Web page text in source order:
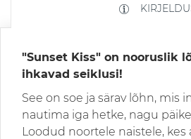
"Sunset Kiss" on nooruslik
ihkavad seiklusi!
See on soe ja särav lõhn, mis
nautima iga hetke, nagu
Loodud noortele naistele, kes